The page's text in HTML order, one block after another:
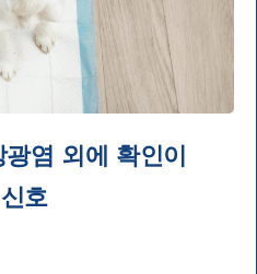
염 외에 확인이
호